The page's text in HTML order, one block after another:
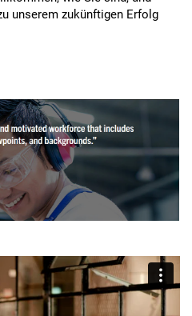
unserem zukünftigen Erfolg